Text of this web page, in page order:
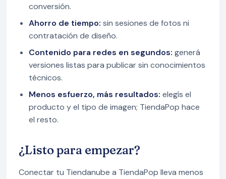
conversión.
Ahorro de tiempo: sin sesiones de fotos ni
contratación de diseño.
Contenido para redes en segundos: generá
versiones listas para publicar sin conocimientos
técnicos.
Menos esfuerzo, más resultados: elegís el
producto y el tipo de imagen; TiendaPop hace
el resto.
¿Listo para empezar?
Conectar tu Tiendanube a TiendaPop lleva menos